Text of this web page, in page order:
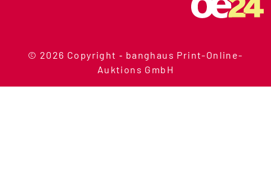
© 2026 Copyright ‐ banghaus Print-Online-
Auktions GmbH